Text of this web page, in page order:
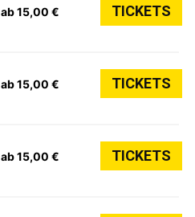
ab 15,00 € TICKETS
ab 15,00 € TICKETS
ab 15,00 € TICKETS